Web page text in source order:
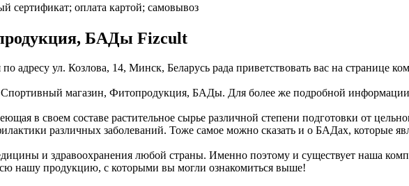
сертификат; оплата картой; самовывоз
БАДы Fizcult
адресу ул. Козлова, 14, Минск, Беларусь рада приветствовать вас на странице
магазин, Фитопродукция, БАДы. Для более же подробной информации
в своем составе растительное сырье различной степени подготовки от
различных заболеваний. Тоже самое можно сказать и о БАДах, которые
и здравоохранения любой страны. Именно поэтому и существует наша
нашу продукцию, с которыми вы могли ознакомиться выше!